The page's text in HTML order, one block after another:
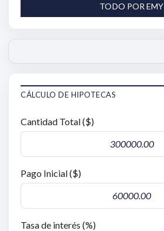
TODO POR EMY
CÁLCULO DE HIPOTECAS
Cantidad Total ($)
Pago Inicial ($)
Tasa de interés (%)